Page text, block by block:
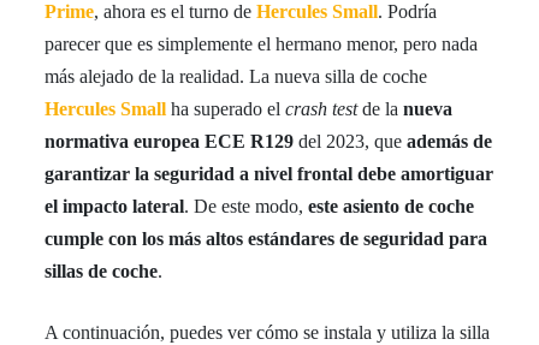
Prime, ahora es el turno deHercules Small. Podría
parecer que es simplemente el hermano menor, pero nada
más alejado de la realidad. La nueva silla de coche
Hercules Small ha superado elcrash testde lanueva
normativa europea ECE R129 del 2023, queademás de
garantizar la seguridad a nivel frontal debe amortiguar
el impacto lateral. De este modo,este asiento de coche
cumple con los más altos estándares de seguridad para
sillas de coche.
A continuación, puedes ver cómo se instala y utiliza la silla